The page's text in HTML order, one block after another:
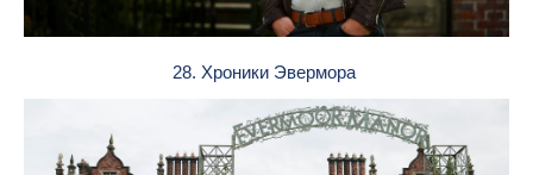
28. Хроники Эвермора